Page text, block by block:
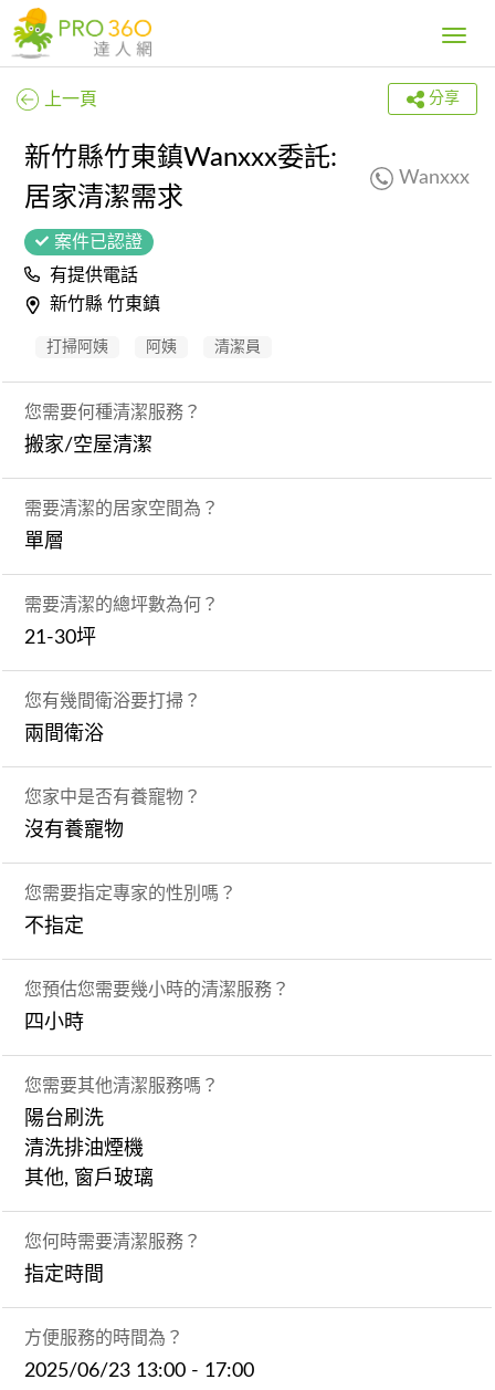
Toggle
上一頁 分享
新竹縣竹東鎮Wanxxx委託:
居家清潔需求
Wanxxx
案件已認證
有提供電話
新竹縣 竹東鎮
打掃阿姨 阿姨 清潔員
您需要何種清潔服務？
搬家/空屋清潔
需要清潔的居家空間為？
單層
需要清潔的總坪數為何？
21-30坪
您有幾間衛浴要打掃？
兩間衛浴
您家中是否有養寵物？
沒有養寵物
您需要指定專家的性別嗎？
不指定
您預估您需要幾小時的清潔服務？
四小時
您需要其他清潔服務嗎？
陽台刷洗
清洗排油煙機
其他, 窗戶玻璃
您何時需要清潔服務？
指定時間
方便服務的時間為？
2025/06/23 13:00 - 17:00